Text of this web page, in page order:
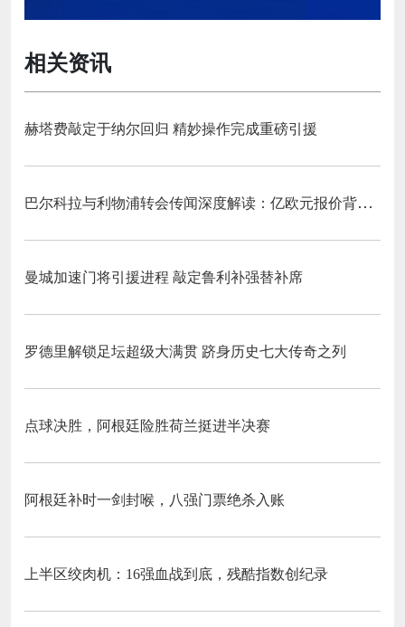
相关资讯
赫塔费敲定于纳尔回归 精妙操作完成重磅引援
巴尔科拉与利物浦转会传闻深度解读：亿欧元报价背后的战略博弈与市场逻辑‌
曼城加速门将引援进程 敲定鲁利补强替补席
罗德里解锁足坛超级大满贯 跻身历史七大传奇之列
点球决胜，阿根廷险胜荷兰挺进半决赛
阿根廷补时一剑封喉，八强门票绝杀入账
上半区绞肉机：16强血战到底，残酷指数创纪录